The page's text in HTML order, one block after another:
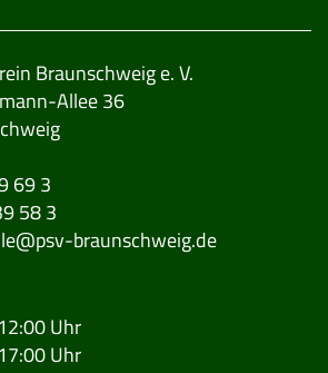
Braunschweig e. V.
Allee 36
69 3
58 3
braunschweig.de
Uhr
Uhr